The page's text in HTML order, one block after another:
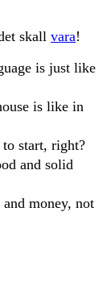
skall vara!
is just like
is like in
start, right?
and solid
money, not